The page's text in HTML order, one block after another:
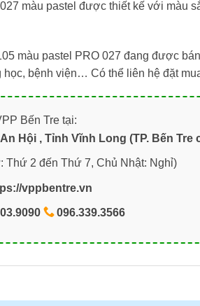
màu pastel được thiết kế với
màu pastel PRO 027 đang được
học, bệnh viện… Có thể liên hệ đặt
Bến Tre tại:
Hội , Tỉnh Vĩnh Long (TP. Bến Tre
Thứ 2 đến Thứ 7, Chủ Nhật: Nghỉ)
vppbentre.vn
096.339.3566